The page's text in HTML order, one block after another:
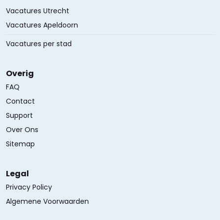
Vacatures Utrecht
Vacatures Apeldoorn
Vacatures per stad
Overig
FAQ
Contact
Support
Over Ons
Sitemap
Legal
Privacy Policy
Algemene Voorwaarden